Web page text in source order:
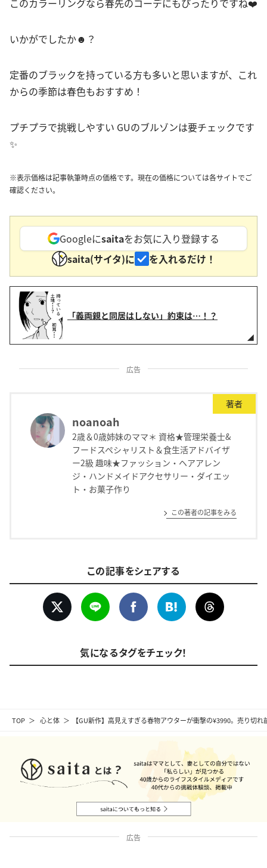
TOP 心と体 【GU新作】高見えすぎる春物アウターが衝撃の¥3990。売り切れ
このカラーリングなら春先のコーデにもぴったりですね❤️
いかがでしたか☻？
定番のブラックを持っている方も多いと思いますが、これ
からの季節は春色もおすすめ！
プチプラで挑戦しやすい GUのブルゾンは要チェックです
✨
※表示価格は記事執筆時点の価格です。現在の価格については各サイトでご
確認ください。
Googleにsaitaをお気に入り登録する
saita(サイタ)に
を入れるだけ！
「義両親と同居はしない」約束は…！？
広告
著者
noanoah
2歳＆0歳姉妹のママ＊ 資格★管理栄養士&
フードスペシャリスト＆食生活アドバイザ
ー2級 趣味★ファッション・ヘアアレン
ジ・ハンドメイドアクセサリー・ダイエッ
ト・お菓子作り
この著者の記事をみる
この記事をシェアする
気になるタグをチェック！
広告